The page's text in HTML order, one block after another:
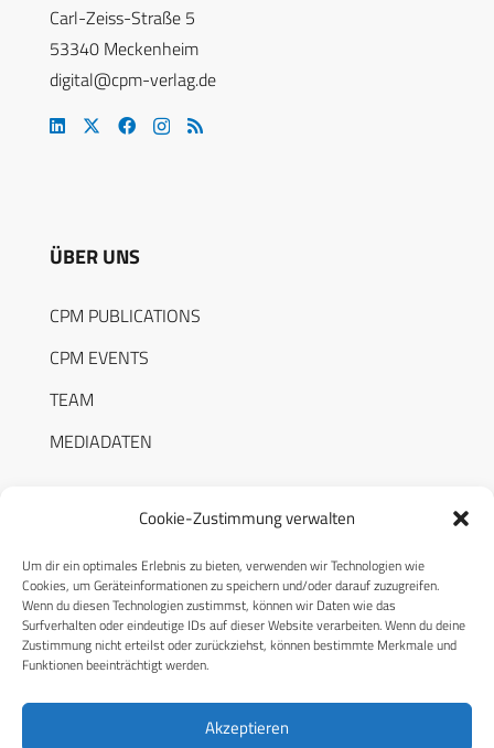
Cookie-Zustimmung verwalten
Um dir ein optimales Erlebnis zu bieten, verwenden wir Technologien wie
Cookies, um Geräteinformationen zu speichern und/oder darauf zuzugreifen.
Wenn du diesen Technologien zustimmst, können wir Daten wie das
Surfverhalten oder eindeutige IDs auf dieser Website verarbeiten. Wenn du deine
Zustimmung nicht erteilst oder zurückziehst, können bestimmte Merkmale und
Funktionen beeinträchtigt werden.
Akzeptieren
Carl-Zeiss-Straße 5
53340 Meckenheim
digital@cpm-verlag.de
ÜBER UNS
CPM PUBLICATIONS
CPM EVENTS
TEAM
MEDIADATEN
RECHTLICHES
Datenschutzerklärung
Cookie-Richtlinie (EU)